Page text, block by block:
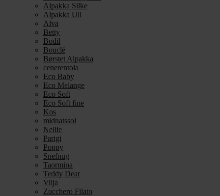
Alpakka Silke
Alpakka Ull
Alva
Betty
Bodil
Bouclé
Børstet Alpakka
cenerentola
Eco Baby
Eco Melange
Eco Soft
Eco Soft fine
Kos
midnatssol
Nellie
Parigi
Poppy
Snefnug
Taormina
Teddy Dear
Vilja
Zucchero Filato